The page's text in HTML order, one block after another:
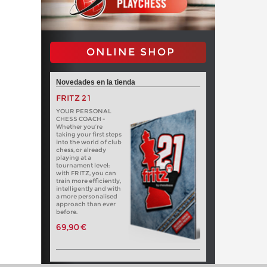
ONLINE SHOP
Novedades en la tienda
FRITZ 21
YOUR PERSONAL
CHESS COACH -
Whether you’re
taking your first steps
into the world of club
chess, or already
playing at a
tournament level:
with FRITZ, you can
train more efficiently,
intelligently and with
a more personalised
approach than ever
before.
69,90 €